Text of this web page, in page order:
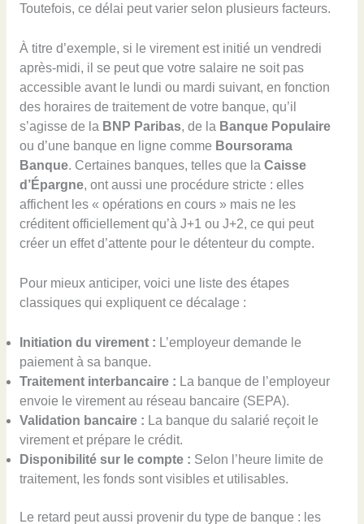
Toutefois, ce délai peut varier selon plusieurs facteurs.
À titre d’exemple, si le virement est initié un vendredi
après-midi, il se peut que votre salaire ne soit pas
accessible avant le lundi ou mardi suivant, en fonction
des horaires de traitement de votre banque, qu’il
s’agisse de la BNP Paribas, de la Banque Populaire
ou d’une banque en ligne comme Boursorama
Banque. Certaines banques, telles que la Caisse
d’Épargne, ont aussi une procédure stricte : elles
affichent les « opérations en cours » mais ne les
créditent officiellement qu’à J+1 ou J+2, ce qui peut
créer un effet d’attente pour le détenteur du compte.
Pour mieux anticiper, voici une liste des étapes
classiques qui expliquent ce décalage :
Initiation du virement : L’employeur demande le
paiement à sa banque.
Traitement interbancaire : La banque de l’employeur
envoie le virement au réseau bancaire (SEPA).
Validation bancaire : La banque du salarié reçoit le
virement et prépare le crédit.
Disponibilité sur le compte : Selon l’heure limite de
traitement, les fonds sont visibles et utilisables.
Le retard peut aussi provenir du type de banque : les